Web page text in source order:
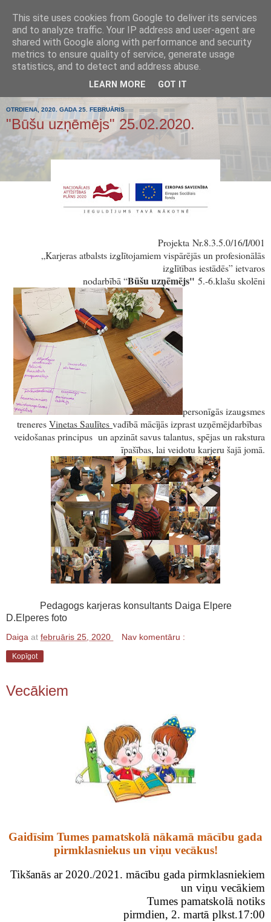
Tumes
pamatskola
OTRDIENA, 2020. GADA 25. FEBRUĀRIS
"Būšu uzņēmējs" 25.02.2020.
Projekta Nr.8.3.5.0/16/I/001
„Karjeras atbalsts izglītojamiem vispārējās un profesionālās
izglītības iestādēs” ietvaros
nodarbībā “Būšu uzņēmējs" 5.-6.klašu skolēni
personīgās izaugsmes
treneresVinetas Saulītes vadībā mācījās izprast uzņēmējdarbības
veidošanas principus un apzināt savus talantus, spējas un rakstura
īpašības, lai veidotu karjeru šajā jomā.
Pedagogs karjeras konsultants Daiga Elpere
D.Elperes foto
Daiga at februāris 25, 2020 Nav komentāru :
Kopīgot
Vecākiem
Gaidīsim Tumes pamatskolā nākamā mācību gada
pirmklasniekus un viņu vecākus!
Tikšanās ar 2020./2021. mācību gada pirmklasniekiem
un viņu vecākiem
Tumes pamatskolā notiks
pirmdien, 2. martā plkst.17:00
This site uses cookies from Google to deliver its services
and to analyze traffic. Your IP address and user-agent are
shared with Google along with performance and security
metrics to ensure quality of service, generate usage
statistics, and to detect and address abuse.
LEARN MORE GOT IT